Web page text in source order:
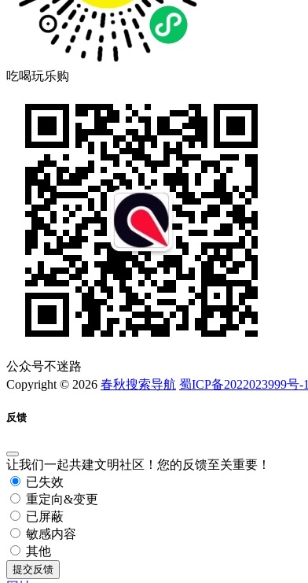
吃喝玩乐购
公众号不迷路
Copyright © 2026 春秋搜索导航 蜀ICP备2022023999号-1
反馈
让我们一起共建文明社区！您的反馈至关重要！
已失效
重定向&变更
已屏蔽
敏感内容
其他
提交反馈